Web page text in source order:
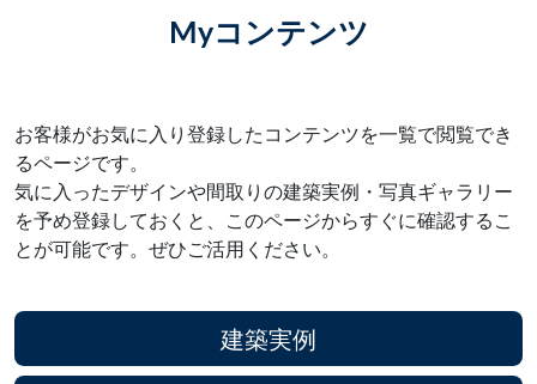
Myコンテンツ
お客様がお気に入り登録したコンテンツを一覧で閲覧でき
るページです。
気に入ったデザインや間取りの建築実例・写真ギャラリー
を予め登録しておくと、このページからすぐに確認するこ
とが可能です。ぜひご活用ください。
建築実例